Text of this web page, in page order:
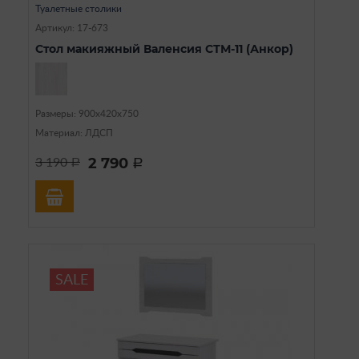
Туалетные столики
Артикул: 17-673
Стол макияжный Валенсия СТМ-11 (Анкор)
Размеры: 900х420х750
Материал: ЛДСП
3 190a 2 790 a
SALE